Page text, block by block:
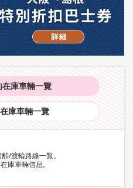
在庫車輛一覽
庫車輛一覽
/渡輪路線一覧。
庫車輛信息。